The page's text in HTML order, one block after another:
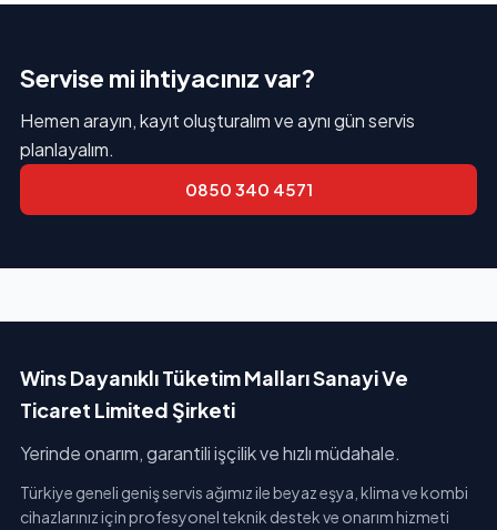
Servise mi ihtiyacınız var?
Hemen arayın, kayıt oluşturalım ve aynı gün servis
planlayalım.
0850 340 4571
Wins Dayanıklı Tüketim Malları Sanayi Ve
Ticaret Limited Şirketi
Yerinde onarım, garantili işçilik ve hızlı müdahale.
Türkiye geneli geniş servis ağımız ile beyaz eşya, klima ve kombi
cihazlarınız için profesyonel teknik destek ve onarım hizmeti